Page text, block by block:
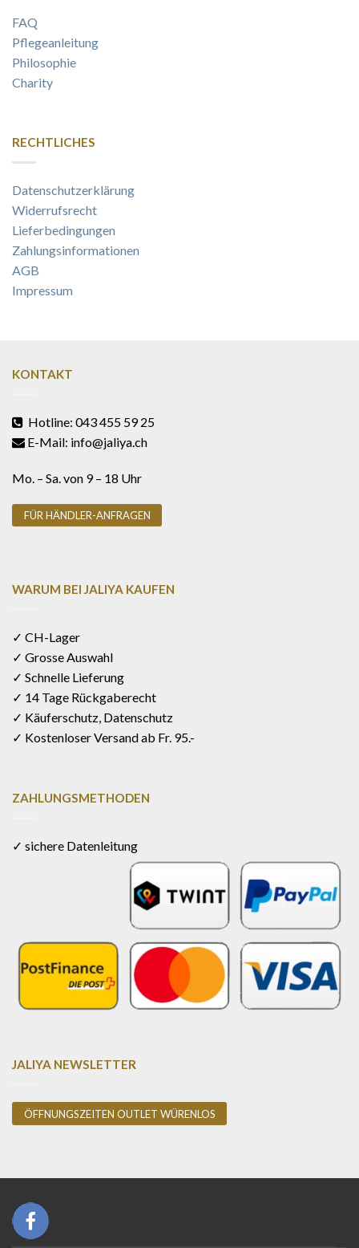
FAQ
Pflegeanleitung
Philosophie
Charity
RECHTLICHES
Datenschutzerklärung
Widerrufsrecht
Lieferbedingungen
Zahlungsinformationen
AGB
Impressum
KONTAKT
Hotline: 043 455 59 25
E-Mail: info@jaliya.ch
Mo. – Sa. von 9 – 18 Uhr
FÜR HÄNDLER-ANFRAGEN
WARUM BEI JALIYA KAUFEN
✓ CH-Lager
✓ Grosse Auswahl
✓ Schnelle Lieferung
✓ 14 Tage Rückgaberecht
✓ Käuferschutz, Datenschutz
✓ Kostenloser Versand ab Fr. 95.-
ZAHLUNGSMETHODEN
✓ sichere Datenleitung
JALIYA NEWSLETTER
ÖFFNUNGSZEITEN OUTLET WÜRENLOS